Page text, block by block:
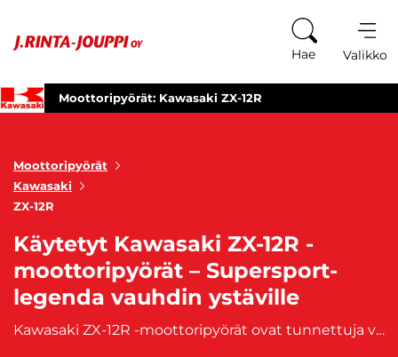
Hae Valikko
Moottoripyörät: Kawasaki ZX-12R
Moottoripyörät
Kawasaki
ZX-12R
Käytetyt Kawasaki ZX-12R -
moottoripyörät – Supersport-
legenda vauhdin ystäville
Kawasaki ZX-12R -moottoripyörät ovat tunnettuja voimastaan, aerodynaamisesta muotoilustaan ja vaikuttavasta suorituskyvystään. Tämä supersport-luokan moottoripyörä tarjoaa 1200-kuutioisen moottorin, joka tuottaa huikean tehon ja vääntömomentin niin moottoritiellä kuin radallakin. ZX-12R:n kehittynyt runkorakenne, tarkka ohjattavuus ja huippuluokan jarrut tekevät siitä täydellisen valinnan kuljettajille, jotka arvostavat nopeutta ja ajodynamiikkaa. Tutustu Kawasaki ZX-12R -vaihtopyöriin ja koe